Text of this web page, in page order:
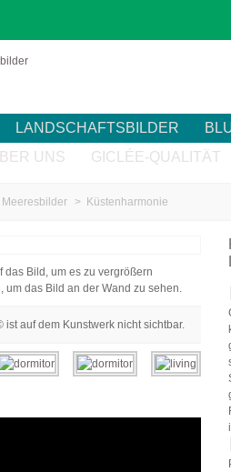
LANDSCHAFTSBILDER
UNS GICLÉE-QUALITÄT
Meeresbilder > Küstenharmonie
das Bild, um es zu vergrößern
um das Bild an der Wand zu sehen.
ist auf dem Kunstwerk nicht sichtbar.